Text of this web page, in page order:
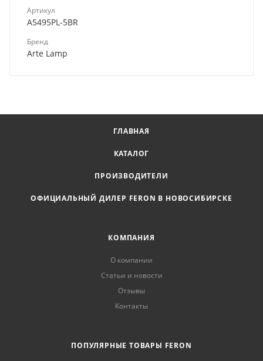
Артикул
A5495PL-5BR
Бренд
Arte Lamp
ГЛАВНАЯ
КАТАЛОГ
ПРОИЗВОДИТЕЛИ
ОФИЦИАЛЬНЫЙ ДИЛЕР FERON В НОВОСИБИРСКЕ
КОМПАНИЯ
О компании
Статьи и новости
Отзывы
Контакты
ПОПУЛЯРНЫЕ ТОВАРЫ FERON